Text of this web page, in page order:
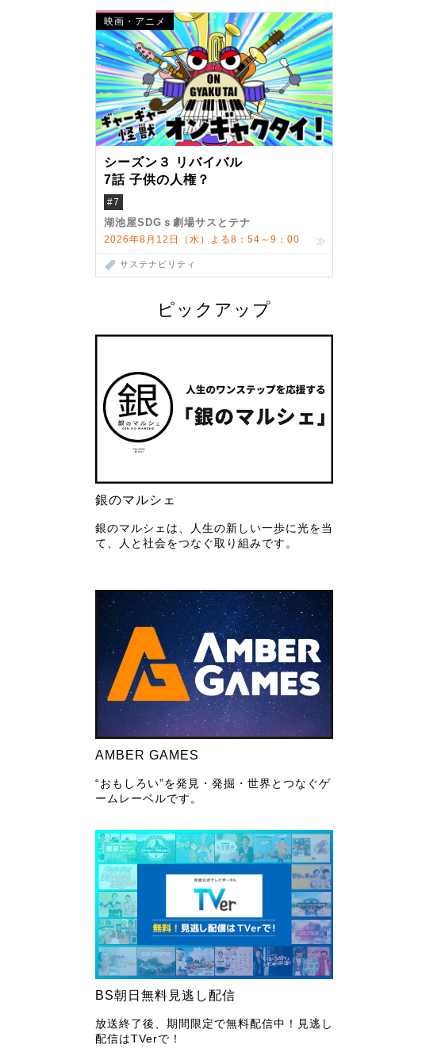
映画・アニメ
シーズン３ リバイバル
7話 子供の人権？
#7
湖池屋SDGｓ劇場サスとテナ
2026年8月12日（水）よる8：54～9：00
サステナビリティ
ピックアップ
銀のマルシェ
銀のマルシェは、人生の新しい一歩に光を当
て、人と社会をつなぐ取り組みです。
AMBER GAMES
“おもしろい”を発見・発掘・世界とつなぐゲ
ームレーベルです。
BS朝日無料見逃し配信
放送終了後、期間限定で無料配信中！見逃し
配信はTVerで！